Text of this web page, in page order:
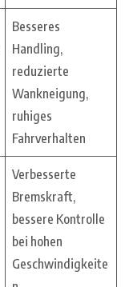
Besseres
Handling,
reduzierte
Wankneigung,
ruhiges
Fahrverhalten
Verbesserte
Bremskraft,
bessere Kontrolle
bei hohen
Geschwindigkeite